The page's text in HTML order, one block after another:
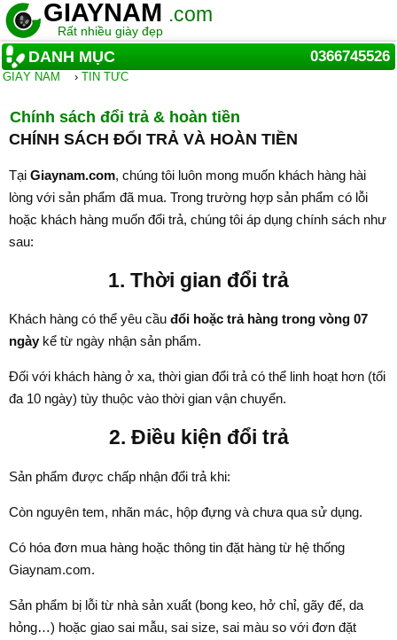
GIAYNAM .com
Rất nhiều giày đẹp
DANH MỤC 0366745526
GIẦY NAM › TIN TỨC
Chính sách đổi trả & hoàn tiền
CHÍNH SÁCH ĐỔI TRẢ VÀ HOÀN TIỀN
Tại Giaynam.com, chúng tôi luôn mong muốn khách hàng hài
lòng với sản phẩm đã mua. Trong trường hợp sản phẩm có lỗi
hoặc khách hàng muốn đổi trả, chúng tôi áp dụng chính sách như
sau:
1. Thời gian đổi trả
Khách hàng có thể yêu cầu đổi hoặc trả hàng trong vòng 07
ngày kể từ ngày nhận sản phẩm.
Đối với khách hàng ở xa, thời gian đổi trả có thể linh hoạt hơn (tối
đa 10 ngày) tùy thuộc vào thời gian vận chuyển.
2. Điều kiện đổi trả
Sản phẩm được chấp nhận đổi trả khi:
Còn nguyên tem, nhãn mác, hộp đựng và chưa qua sử dụng.
Có hóa đơn mua hàng hoặc thông tin đặt hàng từ hệ thống
Giaynam.com.
Sản phẩm bị lỗi từ nhà sản xuất (bong keo, hở chỉ, gãy đế, da
hỏng…) hoặc giao sai mẫu, sai size, sai màu so với đơn đặt